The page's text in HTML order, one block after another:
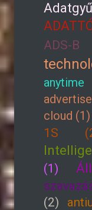
ADS-
cloud (1)
1S
(1)
(2)